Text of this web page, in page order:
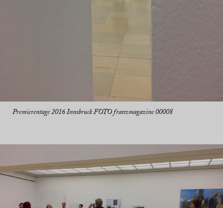
Premierentage 2016 Innsbruck FOTO franzmagazine 00008